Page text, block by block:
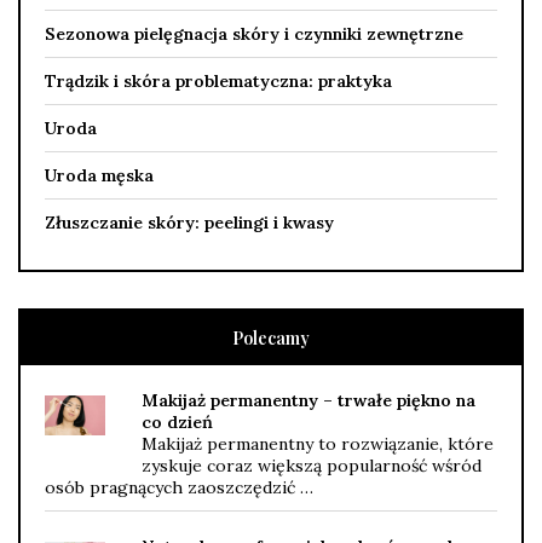
Sezonowa pielęgnacja skóry i czynniki zewnętrzne
Trądzik i skóra problematyczna: praktyka
Uroda
Uroda męska
Złuszczanie skóry: peelingi i kwasy
Polecamy
Makijaż permanentny – trwałe piękno na
co dzień
Makijaż permanentny to rozwiązanie, które
zyskuje coraz większą popularność wśród
osób pragnących zaoszczędzić …